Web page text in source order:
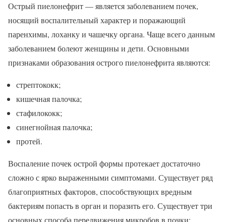
Острый пиелонефрит — является заболеванием почек,
носящий воспалительный характер и поражающий
паренхимы, лоханку и чашечку органа. Чаще всего данным
заболеванием болеют женщины и дети. Основными
признаками образования острого пиелонефрита являются:
стрептококк;
кишечная палочка;
стафилококк;
синегнойная палочка;
протей.
Воспаление почек острой формы протекает достаточно
сложно с ярко выраженными симптомами. Существует ряд
благоприятных факторов, способствующих вредным
бактериям попасть в орган и поразить его. Существует три
основных способа передвижения микробов в почки: